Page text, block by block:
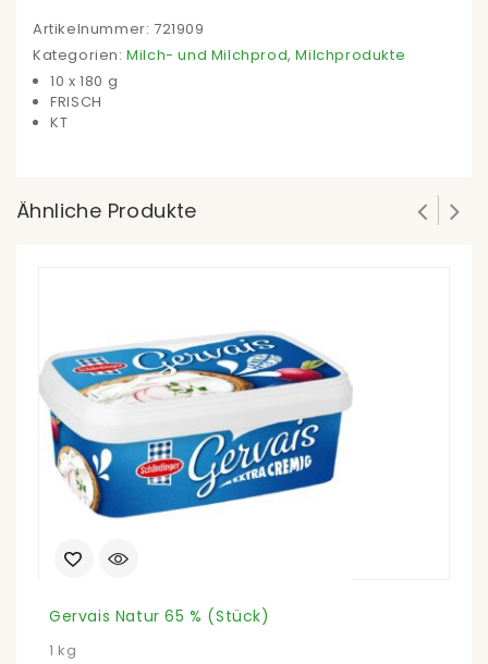
Artikelnummer: 721909
Kategorien:Milch- und Milchprod,Milchprodukte
10 x 180 g
FRISCH
KT
Ähnliche Produkte
Gervais Natur 65 % (Stück)
1 kg